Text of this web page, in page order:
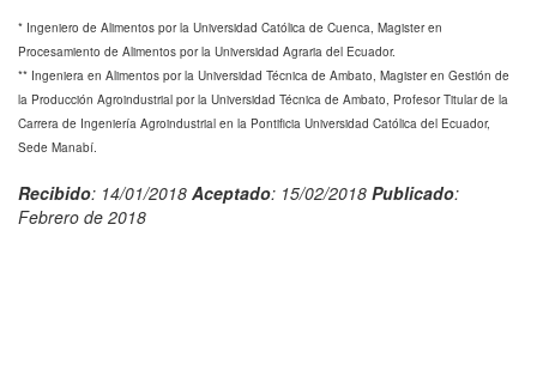
* Ingeniero de Alimentos por la Universidad Católica de Cuenca, Magister en
Procesamiento de Alimentos por la Universidad Agraria del Ecuador.
** Ingeniera en Alimentos por la Universidad Técnica de Ambato, Magister en Gestión de
la Producción Agroindustrial por la Universidad Técnica de Ambato, Profesor Titular de la
Carrera de Ingeniería Agroindustrial en la Pontificia Universidad Católica del Ecuador,
Sede Manabí.
Recibido: 14/01/2018 Aceptado: 15/02/2018 Publicado:
Febrero de 2018